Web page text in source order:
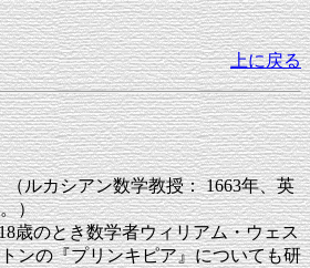
上に戻る
ルカシアン数学教授： 1663年、英
）
歳のとき数学者ウィリアム・ウェス
ンの『プリンキピア』についても研